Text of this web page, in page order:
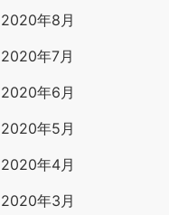
2020年8月
2020年7月
2020年6月
2020年5月
2020年4月
2020年3月